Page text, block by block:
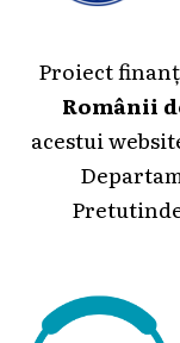
Proiect
Românii
acestui